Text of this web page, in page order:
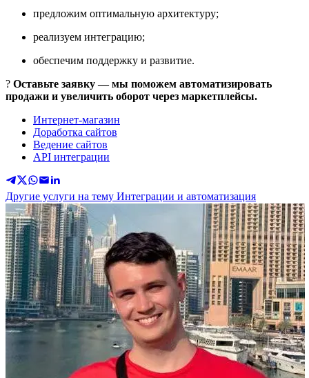
предложим оптимальную архитектуру;
реализуем интеграцию;
обеспечим поддержку и развитие.
? Оставьте заявку — мы поможем автоматизировать
продажи и увеличить оборот через маркетплейсы.
Интернет-магазин
Доработка сайтов
Ведение сайтов
API интеграции
Другие услуги на тему Интеграции и автоматизация